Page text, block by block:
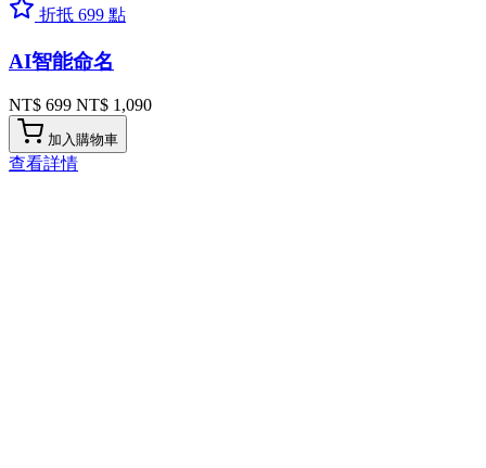
折抵 699 點
AI智能命名
NT$ 699 NT$ 1,090
加入購物車
查看詳情